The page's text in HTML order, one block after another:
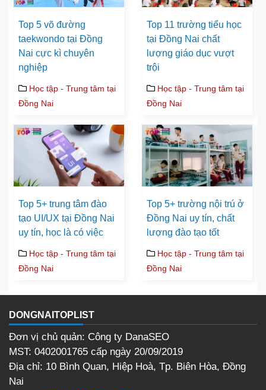
Top 5 võ đường
taekwondo tại Đồng
Nai cực kì chuyên
nghiệp
Học tập - Trung tâm tại
Đồng Nai
Top 11 trường tiểu học
tại Đồng Nai chất
lượng giáo dục vượt
trội
Học tập - Trung tâm tại
Đồng Nai
Top 5+ trung tâm đào
tạo UI/UX tại Đồng Nai
uy tín, học là có việc
Học tập - Trung tâm tại
Đồng Nai
Top 5+ trường nội trú ở
Đồng Nai uy tín, chất
lượng đào tạo tốt
Học tập - Trung tâm tại
Đồng Nai
DONGNAITOPLIST
Đơn vị chủ quản: Công ty DanaSEO
MST: 0402001765 cấp ngày 20/09/2019
Địa chỉ: 10 Bình Quan, Hiệp Hoà, Tp. Biên Hòa, Đồng
Nai